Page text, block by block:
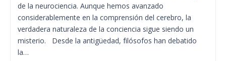
de la neurociencia. Aunque hemos avanzado
considerablemente en la comprensión del cerebro, la
verdadera naturaleza de la conciencia sigue siendo un
misterio. Desde la antigüedad, filósofos han debatido
la…